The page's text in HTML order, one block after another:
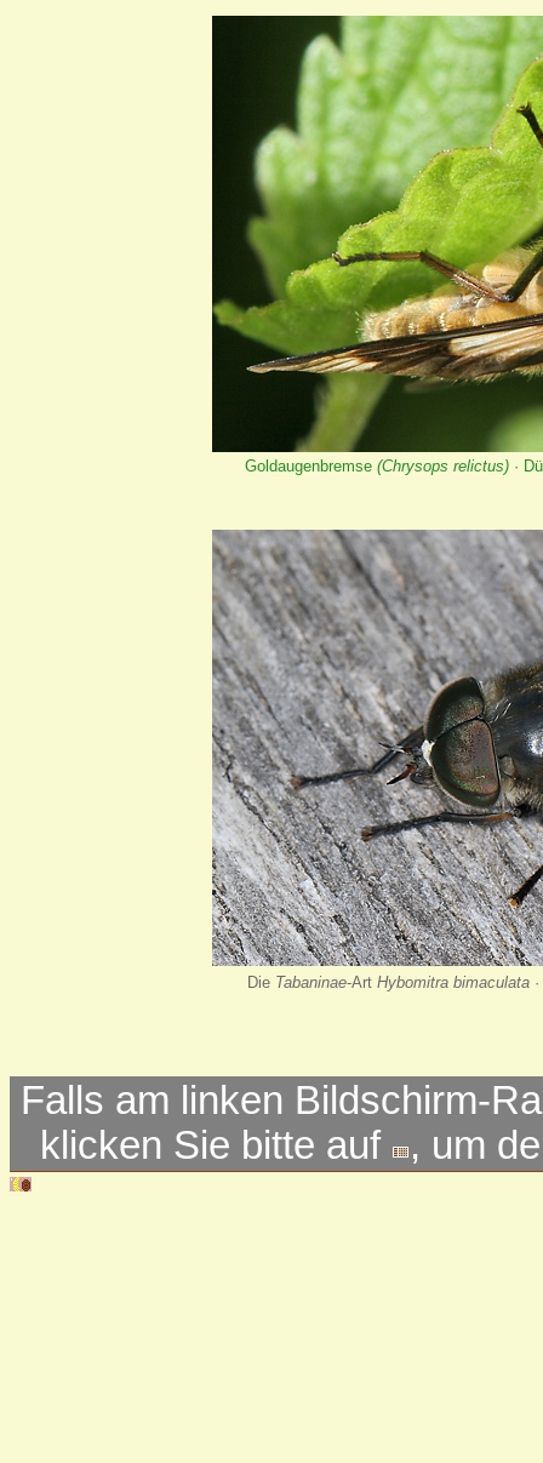
Goldaugenbremse (Chrysops relictus) ·
Die Tabaninae-Art Hybomitra bimaculata·
Falls am linken Bildschirm-
klicken Sie bitte auf
, um